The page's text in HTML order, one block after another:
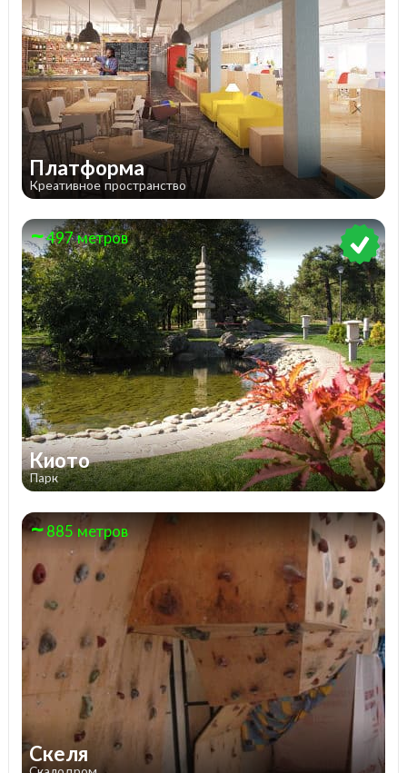
Платформа
Креативное пространство
497 метров
Киото
Парк
885 метров
Скеля